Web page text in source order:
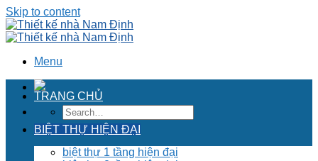
Skip to content
Menu
TRANG CHỦ
BIỆT THỰ HIỆN ĐẠI
biệt thự 1 tầng hiện đại